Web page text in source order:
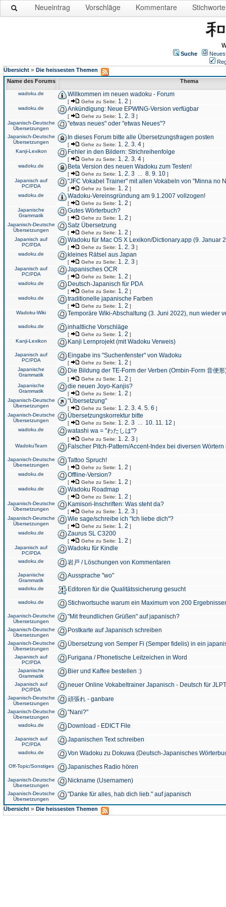
Neueintrag Vorschläge Kommentare Stichworte
Suche
Übersicht » Die heissesten Themen
Name des Forums
Thema
wadoku.de Willkommen im neuen wadoku - Forum
[ Gehe zu Seite: 1 2 ]
wadoku.de
Ankündigung: Neue EPWING-Version verfügbar
[ Gehe zu Seite: 1 2 3 ]
Japanisch-Deutsche
Übersetzungen
"etwas neues" oder "etwas Neues"?
Japanisch-Deutsche
Übersetzungen
In dieses Forum bitte alle Übersetzungsfragen posten
[ Gehe zu Seite: 1 2 3 4 ]
Kanji-Lexikon
Fehler in den Bildern: Strichreihenfolge
[ Gehe zu Seite: 1 2 3 4 ]
wadoku.de
Beta Version des neuen Wadoku zum Testen!
[ Gehe zu Seite: 1 2 3 8 9 10 ]
Japanisch auf
PC/PDA
"JFC Vokabel Trainer" mit allen Vokabeln von "Minna no
[ Gehe zu Seite: 1 2 ]
wadoku.de
Wadoku-Vereinsgründung am 9.1.2007 vollzogen!
[ Gehe zu Seite: 1 2 ]
Japanische
Grammatik
Gutes Wörterbuch?
[ Gehe zu Seite: 1 2 ]
Japanisch-Deutsche
Übersetzungen
Satz Übersetzung
[ Gehe zu Seite: 1 2 ]
Japanisch auf
PC/PDA
Wadoku für Mac OS X Lexikon/Dictionary.app (9. Januar
[ Gehe zu Seite: 1 2 3 ]
wadoku.de
kleines Rätsel aus Japan
[ Gehe zu Seite: 1 2 3 ]
Japanisch auf
PC/PDA
Japanisches OCR
[ Gehe zu Seite: 1 2 ]
wadoku.de
Deutsch-Japanisch für PDA
[ Gehe zu Seite: 1 2 ]
wadoku.de
traditionelle japanische Farben
[ Gehe zu Seite: 1 2 ]
Wadoku-Wiki
Temporäre Wiki-Abschaltung (3. Juni 2022), nun wieder
wadoku.de inhaltliche Vorschläge
[ Gehe zu Seite: 1 2 ]
Kanji-Lexikon
Kanji Lernprojekt (mit Wadoku Verweis)
Japanisch auf
PC/PDA
Eingabe ins "Suchenfenster" von Wadoku
[ Gehe zu Seite: 1 2 ]
Japanische
Grammatik
Die Bildung der TE-Form der Verben (Ombin-Form 音便形
[ Gehe zu Seite: 1 2 ]
Japanische
Grammatik
die neuen Joyo-Kanjis?
[ Gehe zu Seite: 1 2 ]
Japanisch-Deutsche
Übersetzungen
"Übersetzung"
[ Gehe zu Seite: 1 2 3 4 5 6 ]
Japanisch-Deutsche
Übersetzungen
Übersetzungskorrektur bitte
[ Gehe zu Seite: 1 2 3 10 11 12 ]
wadoku.de
watashi wa = "わたしは"?
[ Gehe zu Seite: 1 2 3 ]
WadokuTeam
Falscher Pitch-Pattern/Accent-Index bei diversen
Japanisch-Deutsche
Übersetzungen
Tattoo Spruch!
[ Gehe zu Seite: 1 2 ]
wadoku.de
Offline-Version?
[ Gehe zu Seite: 1 2 ]
wadoku.de
Wadoku Roadmap
[ Gehe zu Seite: 1 2 ]
Japanisch-Deutsche
Übersetzungen
Kamisori-Inschriften: Was steht da?
[ Gehe zu Seite: 1 2 3 ]
Japanisch-Deutsche
Übersetzungen
Wie sage/schreibe ich "Ich liebe dich"?
[ Gehe zu Seite: 1 2 ]
wadoku.de
Zaurus SL C3200
[ Gehe zu Seite: 1 2 ]
Japanisch auf
PC/PDA
Wadoku für Kindle
wadoku.de 岩戸 / Löschungen von Kommentaren
Japanische
Grammatik
Aussprache "wo"
wadoku.de Editoren für die Qualitätssicherung gesucht
wadoku.de Stichwortsuche warum ein Maximum von 200
Japanisch-Deutsche
Übersetzungen
"Mit freundlichen Grüßen" auf japanisch?
Japanisch-Deutsche
Übersetzungen
Postkarte auf Japanisch schreiben
Japanisch-Deutsche
Übersetzungen
Übersetzung von Semper Fi (Semper fidelis) in ein
Japanisch auf
PC/PDA
Furigana / Phonetische Leitzeichen in Word
Japanische
Grammatik
Bier und Kaffee bestellen :)
Japanisch auf
PC/PDA
neuer Online Vokabeltrainer Japanisch - Deutsch für
Japanisch-Deutsche
Übersetzungen
頑張れ - ganbare
Japanisch-Deutsche
Übersetzungen
"Nani?"
wadoku.de Download - EDICT File
Japanisch auf
PC/PDA
Japanischen Text schreiben
wadoku.de Von Wadoku zu Dokuwa (Deutsch-Japanisches
Off-Topic/Sonstiges Japanisches Radio hören
Japanisch-Deutsche
Übersetzungen
Nickname (Usernamen)
Japanisch-Deutsche
Übersetzungen
"Danke für alles, hab dich lieb." auf japanisch
Übersicht » Die heissesten Themen